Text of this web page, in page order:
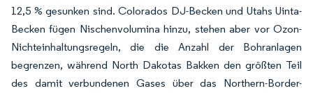
12,5 % gesunken sind. Colorados DJ-Becken und Utahs Uinta-
Becken fügen Nischenvolumina hinzu, stehen aber vor Ozon-
Nichteinhaltungsregeln, die die Anzahl der Bohranlagen
begrenzen, während North Dakotas Bakken den größten Teil
des damit verbundenen Gases über das Northern-Border-